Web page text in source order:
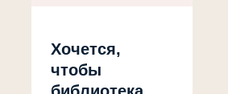
Хочется,
чтобы